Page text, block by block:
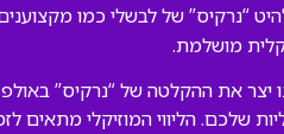
“נרקיס” של לבשלי כמו
מושלמת.
יצר את ההקלטה של “נרקיס”
שלכם. הליווי המוזיקלי מתאים